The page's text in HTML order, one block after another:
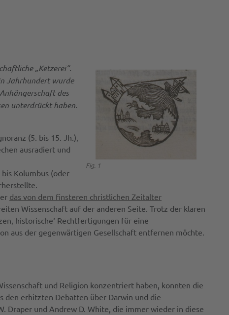
Fig. 1
„Ketzerei“.
Jahrhundert wurde
des
unterdrückt haben.
(5. bis 15. Jh.),
ausradiert und
Kolumbus (oder
das von dem finsteren christlichen Zeitalter
Wissenschaft auf der anderen Seite. Trotz der klaren
historische‘ Rechtfertigungen für eine
aus der gegenwärtigen Gesellschaft entfernen möchte.
und Religion konzentriert haben, konnten die
den erhitzten Debatten über Darwin und die
Draper und Andrew D. White, die immer wieder in diese